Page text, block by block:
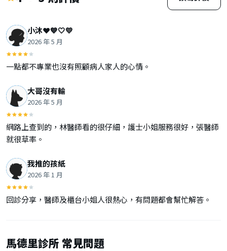
小沐❤️💙🤍💛
2026 年 5 月
一點都不專業也沒有照顧病人家人的心情。
大哥沒有輸
2026 年 5 月
網路上查到的，林醫師看的很仔細，護士小姐服務很好，張醫師
就很草率。
我推的孩紙
2026 年 1 月
回診分享，醫師及櫃台小姐人很熱心，有問題都會幫忙解答。
馬德里診所 常見問題